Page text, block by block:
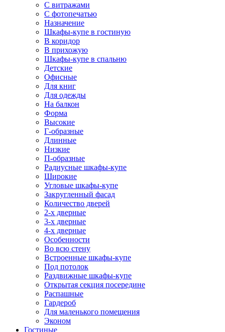
С витражами
С фотопечатью
Назначение
Шкафы-купе в гостиную
В коридор
В прихожую
Шкафы-купе в спальню
Детские
Офисные
Для книг
Для одежды
На балкон
Форма
Высокие
Г-образные
Длинные
Низкие
П-образные
Радиусные шкафы-купе
Широкие
Угловые шкафы-купе
Закругленный фасад
Количество дверей
2-х дверные
3-х дверные
4-х дверные
Особенности
Во всю стену
Встроенные шкафы-купе
Под потолок
Раздвижные шкафы-купе
Открытая секция посередине
Распашные
Гардероб
Для маленького помещения
Эконом
Гостиные